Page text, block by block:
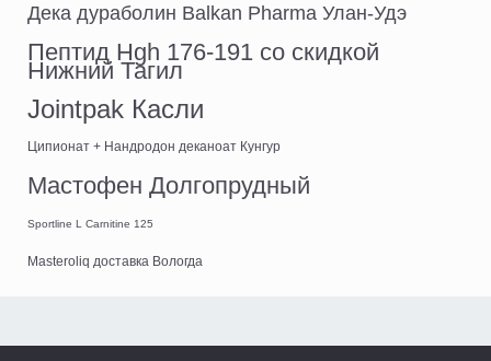
Дека дураболин Balkan Pharma Улан-Удэ
Пептид Hgh 176-191 со скидкой
Нижний Тагил
Jointpak Касли
Ципионат + Нандродон деканоат Кунгур
Мастофен Долгопрудный
Sportline L Carnitine 125
Masteroliq доставка Вологда